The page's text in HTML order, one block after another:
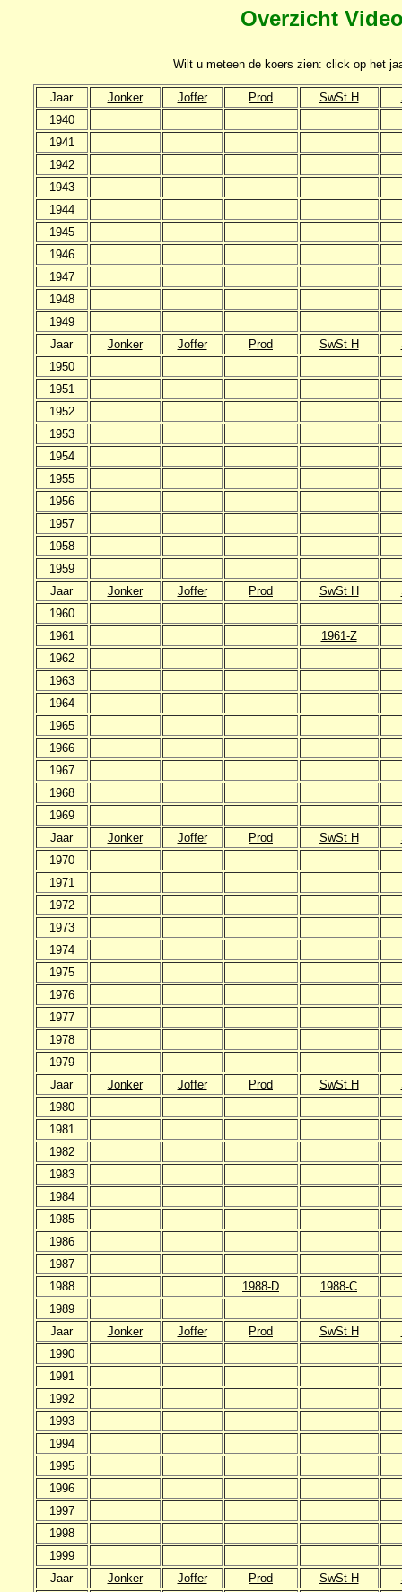
Overzicht
Wilt u meteen de koers zien: click op het
Jaar Jonker Joffer Prod SwSt H
1940
1941
1942
1943
1944
1945
1946
1947
1948
1949
Jaar
Jonker Joffer Prod SwSt H
1950
1951
1952
1953
1954
1955
1956
1957
1958
1959
Jaar
Jonker Joffer Prod SwSt H
1960
1961
1961-Z
1962
1963
1964
1965
1966
1967
1968
1969
Jaar
Jonker Joffer Prod SwSt H
1970
1971
1972
1973
1974
1975
1976
1977
1978
1979
Jaar
Jonker Joffer Prod SwSt H
1980
1981
1982
1983
1984
1985
1986
1987
1988
1988-D
1988-C
1989
Jaar
Jonker Joffer Prod SwSt H
1990
1991
1992
1993
1994
1995
1996
1997
1998
1999
Jaar
Jonker Joffer Prod SwSt H